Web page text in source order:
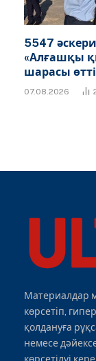
5547
«Алғашқы
шарасы өтті
07.08.2026
Материалдар
көрсетіп,
қолдануға
немесе